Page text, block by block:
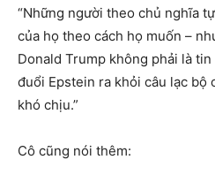
“Những người theo chủ nghĩa
của họ theo cách họ muốn –
Donald Trump không phải là
đuổi Epstein ra khỏi câu lạc bộ
khó chịu.”
Cô cũng nói thêm: